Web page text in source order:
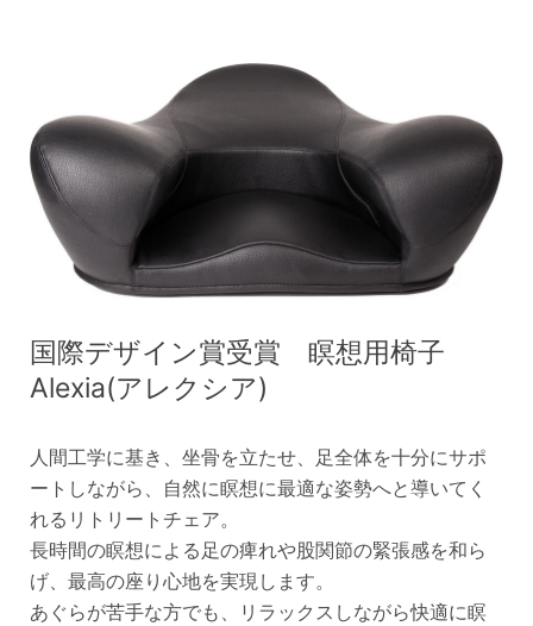
国際デザイン賞受賞 瞑想用椅子
Alexia(アレクシア)
人間工学に基き、坐骨を立たせ、足全体を十分にサポ
ートしながら、自然に瞑想に最適な姿勢へと導いてく
れるリトリートチェア。
長時間の瞑想による足の痺れや股関節の緊張感を和ら
げ、最高の座り心地を実現します。
あぐらが苦手な方でも、リラックスしながら快適に瞑